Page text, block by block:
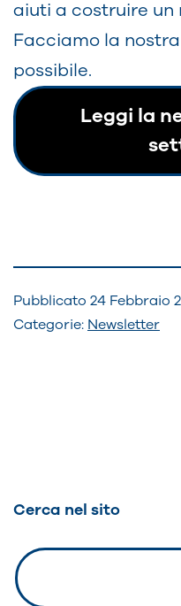
aiuti a costruire un
Facciamo la
possibile.
Leggi la
Pubblicato 24 Febbraio
Categorie: Newsletter
Cerca nel sito